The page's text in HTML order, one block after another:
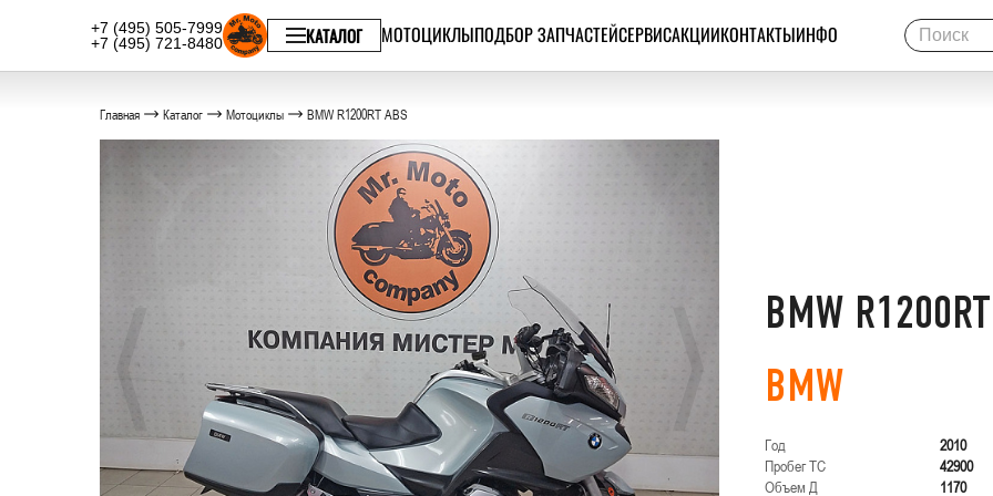
+7 (495) 505-7999
+7 (495) 721-8480
КАТАЛОГ МОТОЦИКЛЫПОДБОР ЗАПЧАСТЕЙСЕРВИСАКЦИИКОНТАКТЫИНФО
Главная Каталог Мотоциклы BMW R1200RT ABS
BMW
BMW
Год
2010
Пробег ТС
42900
Объем Д
1170